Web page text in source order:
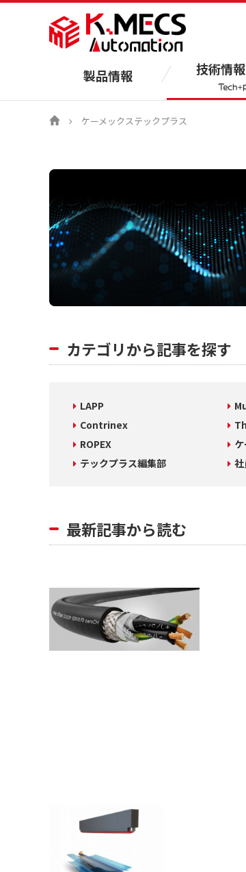
製品情報 技術情
ケーメックステックプラス
カテゴリから記事を探す
LAPP
Contrinex
ROPEX
テックプラス編集部
最新記事から読む